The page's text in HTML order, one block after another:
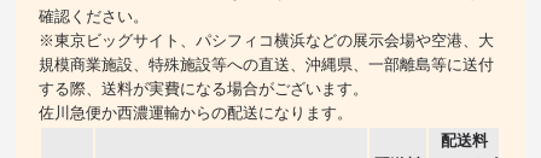
確認ください。
※東京ビッグサイト、パシフィコ横浜などの展示会場や空港、大
規模商業施設、特殊施設等への直送、沖縄県、一部離島等に送付
する際、送料が実費になる場合がございます。
佐川急便か西濃運輸からの配送になります。
配送料